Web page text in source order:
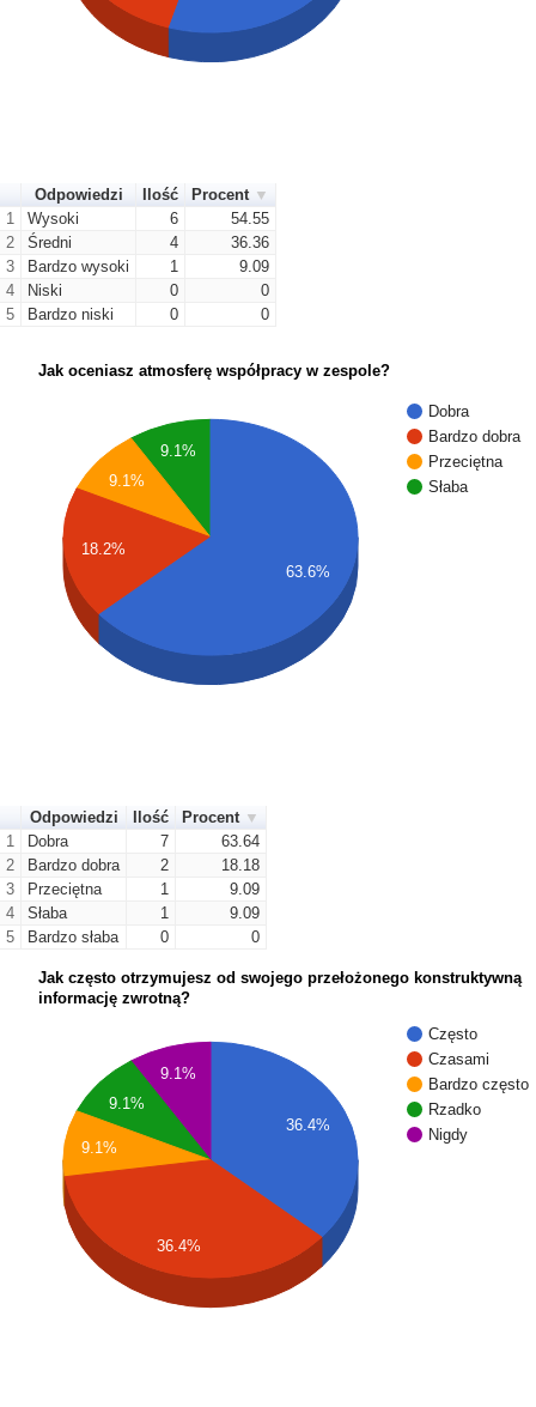
Odpowiedzi Ilość
Procent
1
Wysoki 6
54.55
2
Średni 4
36.36
3
Bardzo wysoki 1
9.09
4
Niski 0
0
5
Bardzo niski 0 0
Jak oceniasz atmosferę współpracy w zespole?
Dobra
Bardzo dobra
Przeciętna
Słaba
9.1%
9.1%
18.2%
63.6%
Odpowiedzi Ilość
Procent
1
Dobra 7
63.64
2
Bardzo dobra 2
18.18
3
Przeciętna 1
9.09
4
Słaba 1
9.09
5
Bardzo słaba 0 0
Jak często otrzymujesz od swojego przełożonego konstruktywną
informację zwrotną?
Często
Czasami
Bardzo często
Rzadko
Nigdy
36.4%
9.1%
9.1%
9.1%
36.4%